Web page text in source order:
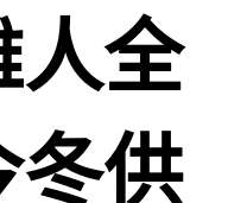
人全
冬供